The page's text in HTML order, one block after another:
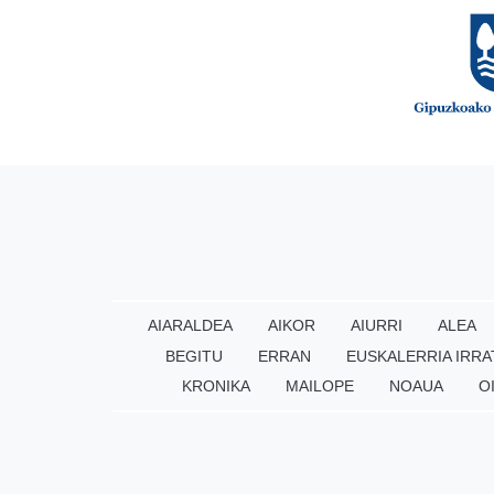
AIARALDEA AIKOR AIURRI ALEA
BEGITU
ERRAN EUSKALERRIA
KRONIKA
MAILOPE NOAUA